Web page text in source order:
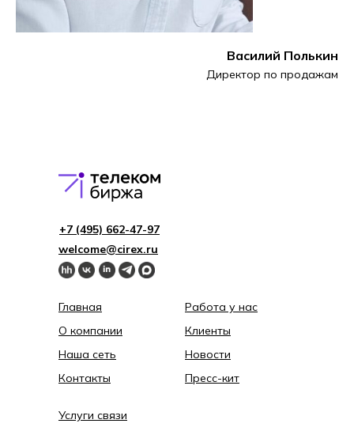
Василий Полькин
Директор по продажам
Главная
О компании
Наша сеть
Контакты
Работа у нас
Клиенты
Новости
Пресс-кит
welcome@cirex.ru
+7 (495) 662-4 7-97
Услуги связи